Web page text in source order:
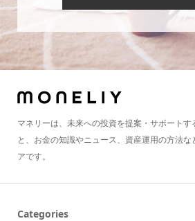
マネリーは、未来への投資を提案・サポートす
と、お金の知識やニュース、資産運用の方法
アです。
Categories